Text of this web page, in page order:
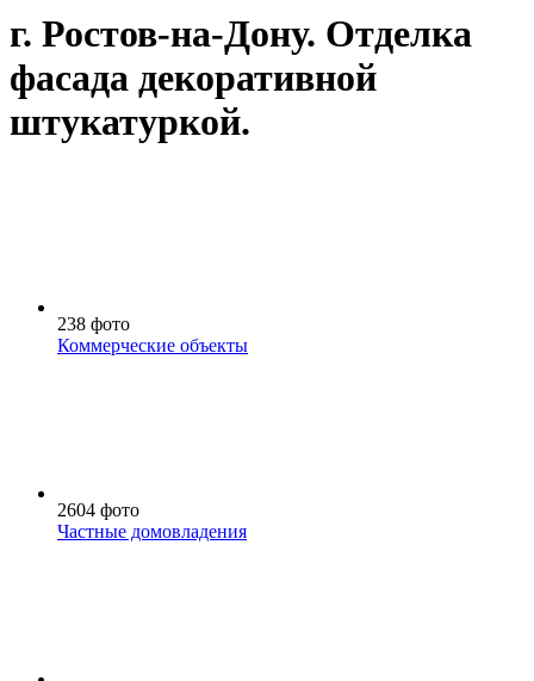
г. Ростов-на-Дону. Отделка
фасада декоративной
штукатуркой.
238 фото
Коммерческие объекты
2604 фото
Частные домовладения